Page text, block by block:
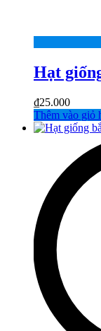
Hạt
₫25.000
Thêm vào giỏ